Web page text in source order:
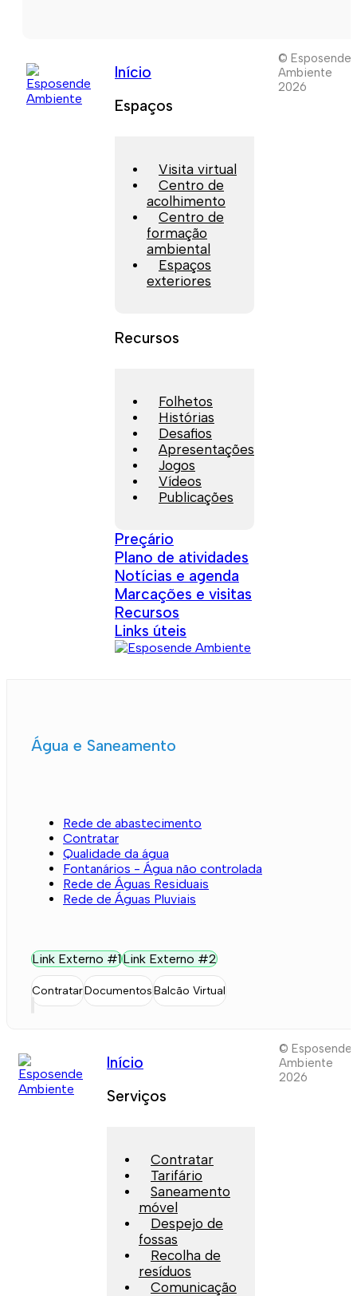
Início
Espaços
Visita virtual
Centro de
acolhimento
Centro de
formação
ambiental
Espaços
exteriores
Recursos
Folhetos
Histórias
Desafios
Apresentações
Jogos
Vídeos
Publicações
Preçário
Plano de atividades
Notícias e agenda
Marcações e visitas
Recursos
Links úteis
© Esposende
Ambiente
2026
Água e Saneamento
Rede de abastecimento
Contratar
Qualidade da água
Fontanários - Água não controlada
Rede de Águas Residuais
Rede de Águas Pluviais
Link Externo #1Link Externo #2
ContratarDocumentosBalcão Virtual
Início
Serviços
Contratar
Tarifário
Saneamento
móvel
Despejo de
fossas
Recolha de
resíduos
Comunicação
© Esposende
Ambiente
2026